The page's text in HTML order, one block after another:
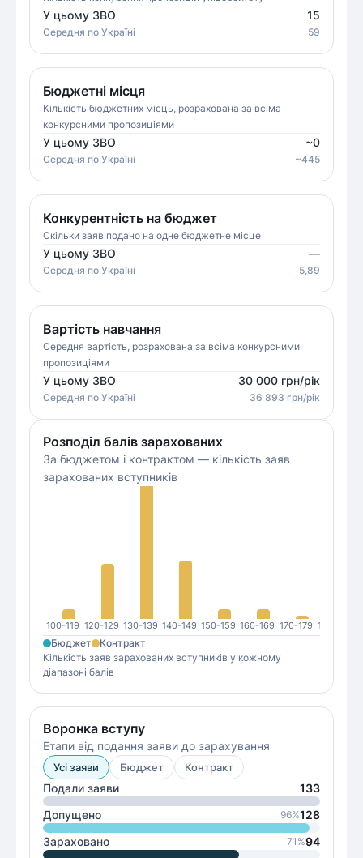
У цьому ЗВО 15
Середня по Україні 59
Бюджетні місця
Кількість бюджетних місць, розрахована за всіма
конкурсними пропозиціями
У цьому ЗВО ~0
Середня по Україні ~445
Конкурентність на бюджет
Скільки заяв подано на одне бюджетне місце
У цьому ЗВО —
Середня по Україні 5,89
Вартість навчання
Середня вартість, розрахована за всіма конкурсними
пропозиціями
У цьому ЗВО 30 000 грн/рік
Середня по Україні 36 893 грн/рік
Розподіл балів зарахованих
За бюджетом і контрактом — кількість заяв
зарахованих вступників
100-119 120-129 130-139 140-149 150-159 160-169 170-179 180-189
Бюджет
Контракт
Кількість заяв зарахованих вступників у кожному
діапазоні балів
Воронка вступу
Етапи від подання заяви до зарахування
Усі заяви Бюджет Контракт
Подали заяви
133
Допущено
96%128
Зараховано
71 %94